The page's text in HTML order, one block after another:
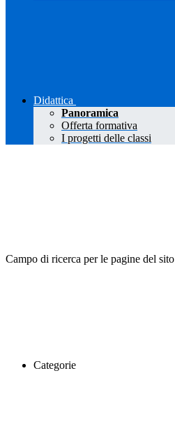
Didattica
Panoramica
Offerta formativa
I progetti delle classi
Campo di ricerca per le pagine del sito
Categorie